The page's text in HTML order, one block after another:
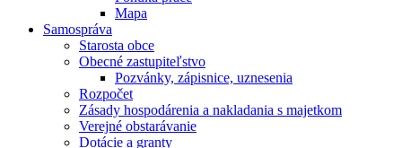
Mapa
Samospráva
Starosta obce
Obecné zastupiteľstvo
Pozvánky, zápisnice, uznesenia
Rozpočet
Zásady hospodárenia a nakladania s majetkom
Verejné obstarávanie
Dotácie a granty